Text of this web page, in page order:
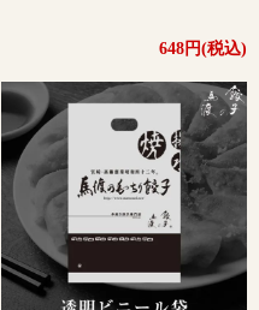
648円(税込)